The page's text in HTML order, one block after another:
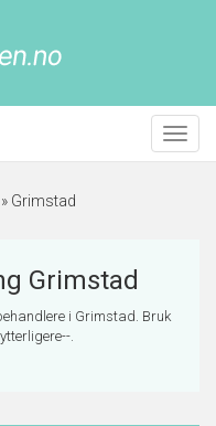
Meny
» Grimstad
Grimstad
i Grimstad. Bruk
.